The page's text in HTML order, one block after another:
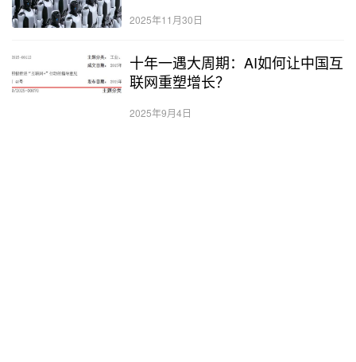
2025年11月30日
十年一遇大周期：AI如何让中国互
联网重塑增长？
2025年9月4日